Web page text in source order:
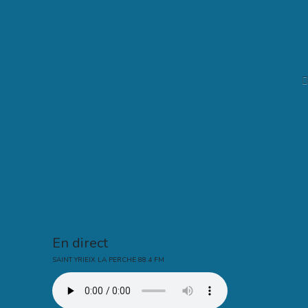
En direct
SAINT YRIEIX LA PERCHE 88.4 FM